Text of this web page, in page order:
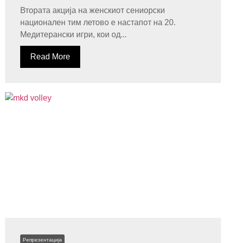
Втората акција на женскиот сениорски
национален тим летово е настапот на 20.
Медитерански игри, кои од...
Read More
Репрезентација